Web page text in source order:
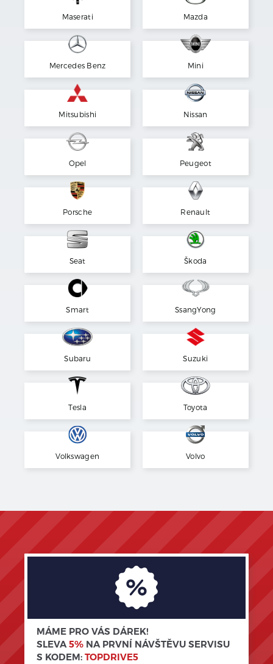
Maserati Mazda
Mercedes Benz Mini
Mitsubishi Nissan
Opel Peugeot
Porsche Renault
Seat Škoda
Smart SsangYong
Subaru Suzuki
Tesla Toyota
Volkswagen Volvo
MÁME PRO VÁS DÁREK!
SLEVA5% NA PRVNÍ NÁVŠTĚVU SERVISU
S KODEM:TOPDRIVE5